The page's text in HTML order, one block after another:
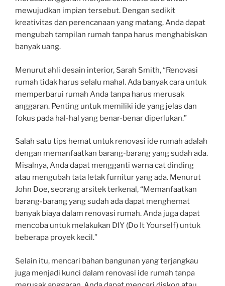
mewujudkan impian tersebut. Dengan sedikit
kreativitas dan perencanaan yang matang, Anda dapat
mengubah tampilan rumah tanpa harus menghabiskan
banyak uang.
Menurut ahli desain interior, Sarah Smith, “Renovasi
rumah tidak harus selalu mahal. Ada banyak cara untuk
memperbarui rumah Anda tanpa harus merusak
anggaran. Penting untuk memiliki ide yang jelas dan
fokus pada hal-hal yang benar-benar diperlukan.”
Salah satu tips hemat untuk renovasi ide rumah adalah
dengan memanfaatkan barang-barang yang sudah ada.
Misalnya, Anda dapat mengganti warna cat dinding
atau mengubah tata letak furnitur yang ada. Menurut
John Doe, seorang arsitek terkenal, “Memanfaatkan
barang-barang yang sudah ada dapat menghemat
banyak biaya dalam renovasi rumah. Anda juga dapat
mencoba untuk melakukan DIY (Do It Yourself) untuk
beberapa proyek kecil.”
Selain itu, mencari bahan bangunan yang terjangkau
juga menjadi kunci dalam renovasi ide rumah tanpa